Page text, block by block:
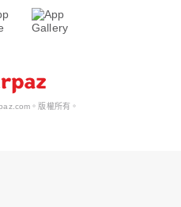
。版權所有。